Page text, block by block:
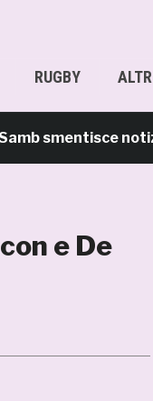
RUGBY
notizie e
e De